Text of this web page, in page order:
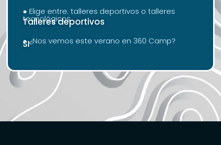
● Elige entre: talleres deportivos o talleres
tecnológicos
Talleres deportivos
● ¿Nos vemos este verano en 360 Camp?
SI